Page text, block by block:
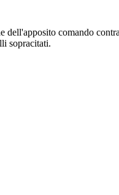
comando
sopracitati.